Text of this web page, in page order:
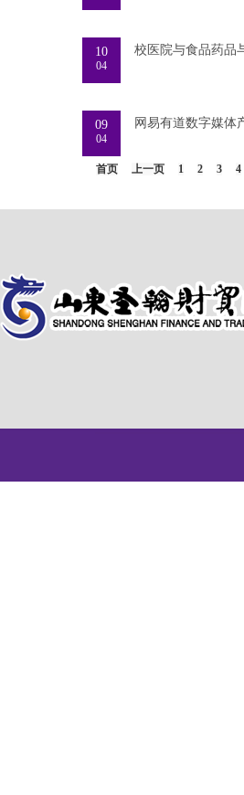
10
04
09
04
首页 上一页 1 2 3 4